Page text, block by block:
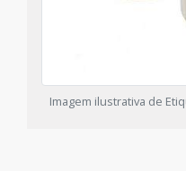
Imagem ilustrativa de